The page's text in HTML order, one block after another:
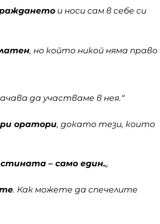
раждането и носи сам в себе си
, но който никой няма право
да участваме в нея.“
оратори, докато тези, които
– само един.„
. Как можете да спечелите